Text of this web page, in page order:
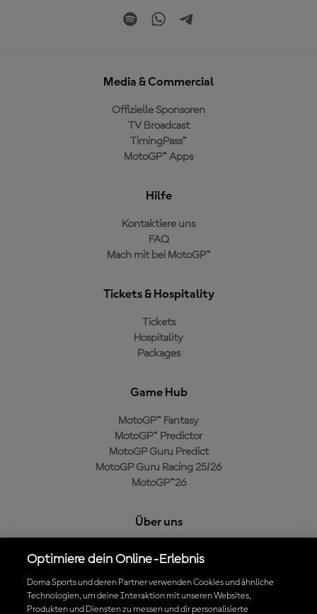
Media & Commercial
Offizielle Sponsoren
TV Broadcast
TimingPass™
MotoGP™ Apps
Hilfe
Kontaktiere uns
FAQ
Mach mit bei MotoGP™
Tickets & Hospitality
Tickets
Hospitality
Packages
Game Hub
MotoGP™ Fantasy
MotoGP™ Predictor
MotoGP Guru Predict
MotoGP Guru Racing 25/26
MotoGP™26
Über uns
Cookie-Richtlinien
Geschäftsbedingungen
Datenschutzrichtlinien
Optimiere dein Online-Erlebnis
Dorna Sports und deren Partner verwenden Cookies und ähnliche
Technologien, um deine Interaktion mit unseren Websites,
Produkten und Diensten zu messen und dir personalisierte